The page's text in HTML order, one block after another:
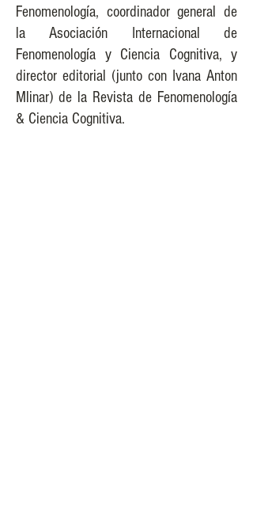
Fenomenología, coordinador general de
la Asociación Internacional de
Fenomenología y Ciencia Cognitiva, y
director editorial (junto con Ivana Anton
Mlinar) de la Revista de Fenomenología
& Ciencia Cognitiva.